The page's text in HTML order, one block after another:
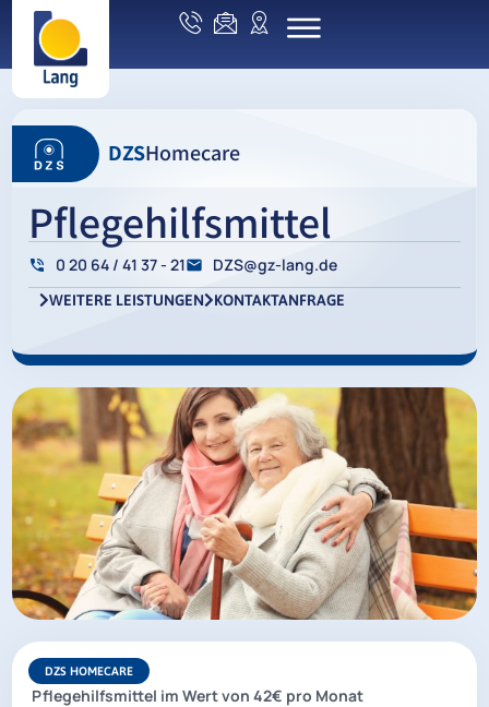
DZSHomecare
Pflegehilfsmittel
0 20 64 / 41 37 - 21 DZS@gz-lang.de
WEITERE LEISTUNGEN KONTAKTANFRAGE
DZS HOMECARE
Pflegehilfsmittel im Wert von 42€ pro Monat